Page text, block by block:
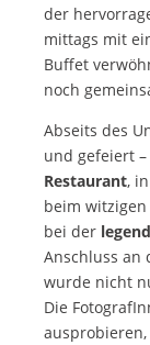
der
mittags mit
Buffet
noch
Abseits des
und gefeiert
Restaurant,
beim witzigen
bei der
Anschluss an
wurde nicht
Die